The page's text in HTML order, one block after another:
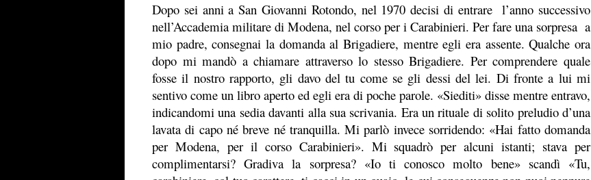
Dopo sei anni a San Giovanni Rotondo, nel 1970 decisi di entrare l’anno successivo
nell’Accademia militare di Modena, nel corso per i Carabinieri. Per fare una sorpresa a
mio padre, consegnai la domanda al Brigadiere, mentre egli era assente. Qualche ora
dopo mi mandò a chiamare attraverso lo stesso Brigadiere. Per comprendere quale
fosse il nostro rapporto, gli davo del tu come se gli dessi del lei. Di fronte a lui mi
sentivo come un libro aperto ed egli era di poche parole. «Siediti» disse mentre entravo,
indicandomi una sedia davanti alla sua scrivania. Era un rituale di solito preludio d’una
lavata di capo né breve né tranquilla. Mi parlò invece sorridendo: «Hai fatto domanda
per Modena, per il corso Carabinieri». Mi squadrò per alcuni istanti; stava per
complimentarsi? Gradiva la sorpresa? «Io ti conosco molto bene» scandì «Tu,